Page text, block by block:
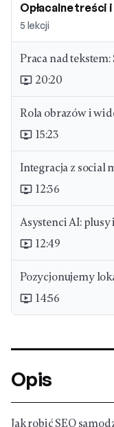
Opłacalne treści
5 lekcji
Praca nad
ondemand_video 20:20
Rola obrazów i
ondemand_video 15:23
Integracja z
ondemand_video 12:36
Asystenci AI:
ondemand_video 12:49
Pozycjonujemy
ondemand_video 14:56
Opis
Jak robić SEO